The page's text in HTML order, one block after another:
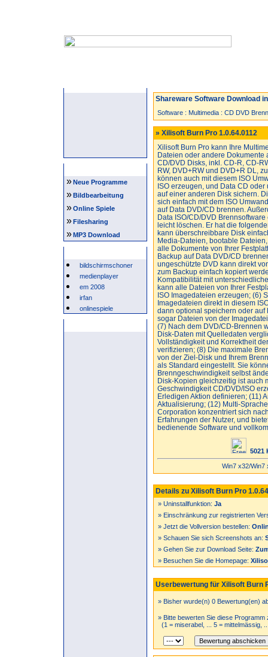
»Neue Programme
»Bildbearbeitung
»Online Spiele
»Filesharing
»MP3 Download
bildschirmschoner
medienplayer
em 2008
irfan
onlinespiele
Shareware Software Download
Software : Multimedia : CD DVD
» Xilisoft Burn Pro 1.0.64.0112
Xilisoft Burn Pro kann Ihre
Dateien oder andere Dokumente
CD/DVD Disks, inkl. CD-R, CD-
RW, DVD+RW und DVD+R DL,
können auch mit diesem ISO
ISO erzeugen, und Data CD
auf einer anderen Disk sichern.
sich einfach mit dem ISO
auf Data DVD/CD brennen.
Data ISO/CD/DVD
leicht löschen. Er hat die
kann überschreibbare Disk
Media-Dateien, bootable
alle Dokumente von Ihrer
Backup auf Data DVD/CD
ungeschützte DVD kann direkt
zum Backup einfach kopiert
Kompatibilität mit
kann alle Dateien von Ihrer
ISO Imagedateien erzeugen; (6)
Imagedateien direkt in diesem
dann optional speichern oder auf
sogar Dateien von der
(7) Nach dem DVD/CD-Brennen
Disk-Daten mit Quelledaten
Vollständigkeit und Korrektheit
verifizieren; (8) Die maximale
von der Ziel-Disk und Ihrem
als Standard eingestellt. Sie
Brenngeschwindigkeit selbst
Disk-Kopien gleichzeitig ist auch
Geschwindigkeit CD/DVD/ISO
Erledigen Aktion definieren; (11)
Aktualisierung; (12) Multi-
Corporation konzentriert sich
Erfahrungen der Nutzer, und
bedienende Software und
5021
Win7 x32/Win7
Details zu Xilisoft Burn Pro
» Uninstallfunktion: Ja
» Einschränkung zur registrierten
» Jetzt die Vollversion bestellen:
» Schauen Sie sich Screenshots an:
» Gehen Sie zur Download Seite:
» Besuchen Sie die Homepage:
Userbewertung für Xilisoft Burn
» Bisher wurde(n) 0 Bewertung(en)
» Bitte bewerten Sie diese Programm
(1 = miserabel, ... 5 = mittelmässig,